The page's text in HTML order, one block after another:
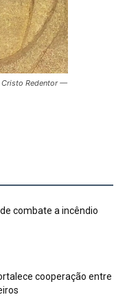
Redentor —
combate a incêndio
cooperação entre